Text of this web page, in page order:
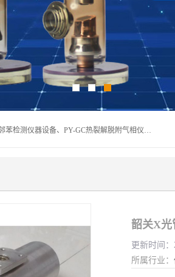
深圳曼瑞特科技有限公司是一家专业从事X光管维修X射线管、Rohs2.0邻苯检测仪器设备、PY-GC热裂解脱附气相仪和气相色谱光谱仪器、天瑞仪器探测器、高压电源等产品的维修出租的企业。本公司以客户至上为宗旨，以专注、专一、专业的精神为您提供安全、经济的技术服务。
韶关X光
更新时间
所属行业：